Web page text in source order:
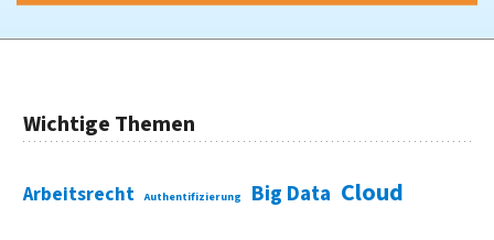
Wichtige Themen
Arbeitsrecht Authentifizierung Big Data Cloud